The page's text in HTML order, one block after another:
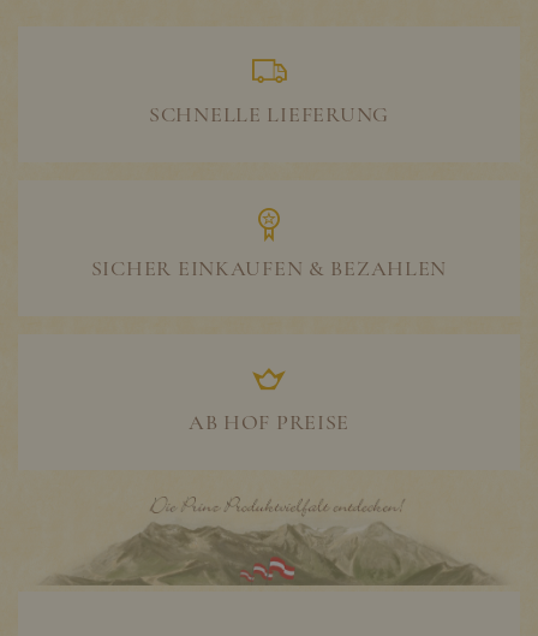
SCHNELLE LIEFERUNG
SICHER EINKAUFEN & BEZAHLEN
AB HOF PREISE